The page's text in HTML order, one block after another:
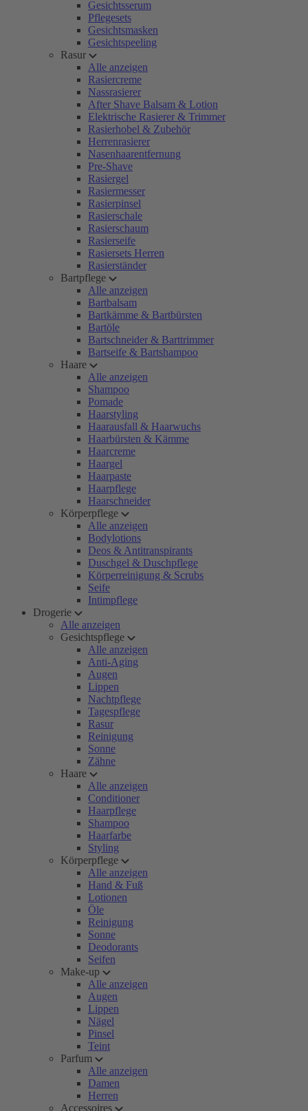
Gesichtsserum
Pflegesets
Gesichtsmasken
Gesichtspeeling
Rasur
Alle anzeigen
Rasiercreme
Nassrasierer
After Shave Balsam & Lotion
Elektrische Rasierer & Trimmer
Rasierhobel & Zubehör
Herrenrasierer
Nasenhaarentfernung
Pre-Shave
Rasiergel
Rasiermesser
Rasierpinsel
Rasierschale
Rasierschaum
Rasierseife
Rasiersets Herren
Rasierständer
Bartpflege
Alle anzeigen
Bartbalsam
Bartkämme & Bartbürsten
Bartöle
Bartschneider & Barttrimmer
Bartseife & Bartshampoo
Haare
Alle anzeigen
Shampoo
Pomade
Haarstyling
Haarausfall & Haarwuchs
Haarbürsten & Kämme
Haarcreme
Haargel
Haarpaste
Haarpflege
Haarschneider
Körperpflege
Alle anzeigen
Bodylotions
Deos & Antitranspirants
Duschgel & Duschpflege
Körperreinigung & Scrubs
Seife
Intimpflege
Drogerie
Alle anzeigen
Gesichtspflege
Alle anzeigen
Anti-Aging
Augen
Lippen
Nachtpflege
Tagespflege
Rasur
Reinigung
Sonne
Zähne
Haare
Alle anzeigen
Conditioner
Haarpflege
Shampoo
Haarfarbe
Styling
Körperpflege
Alle anzeigen
Hand & Fuß
Lotionen
Öle
Reinigung
Sonne
Deodorants
Seifen
Make-up
Alle anzeigen
Augen
Lippen
Nägel
Pinsel
Teint
Parfum
Alle anzeigen
Damen
Herren
Accessoires